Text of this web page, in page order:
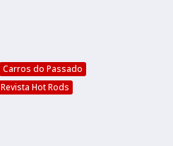
Carros do Passado
Revista Hot Rods